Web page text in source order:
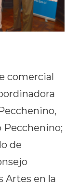
comercial
de
Artes en la